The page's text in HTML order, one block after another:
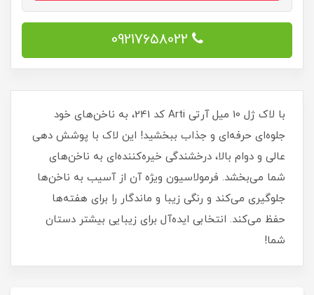
09217658022
با لاک ژل 10 میل آرتی Arti کد 241، به ناخن‌های خود
جلوه‌ای حرفه‌ای و جذاب ببخشید! این لاک با پوشش دهی
عالی و دوام بالا، درخشندگی خیره‌کننده‌ای به ناخن‌های
شما می‌بخشد. فرمولاسیون ویژه آن از آسیب به ناخن‌ها
جلوگیری می‌کند و رنگی زیبا و ماندگار را برای هفته‌ها
حفظ می‌کند. انتخابی ایده‌آل برای زیبایی بیشتر دستان
شما!